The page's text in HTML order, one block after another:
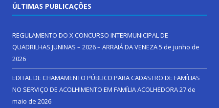
ÚLTIMAS PUBLICAÇÕES
REGULAMENTO DO X CONCURSO INTERMUNICIPAL DE
QUADRILHAS JUNINAS – 2026 – ARRAIÁ DA VENEZA5 de junho de
2026
EDITAL DE CHAMAMENTO PÚBLICO PARA CADASTRO DE FAMÍLIAS
NO SERVIÇO DE ACOLHIMENTO EM FAMÍLIA ACOLHEDORA27 de
maio de 2026